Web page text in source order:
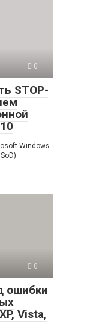
0
STOP-
Windows
0
ошибки
Vista,